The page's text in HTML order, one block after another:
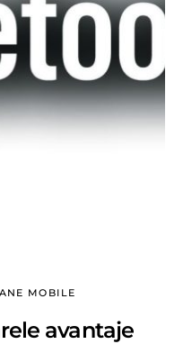
MOBILE
avantaje